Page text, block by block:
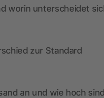
worin unterscheidet
zur Standard
an und wie hoch